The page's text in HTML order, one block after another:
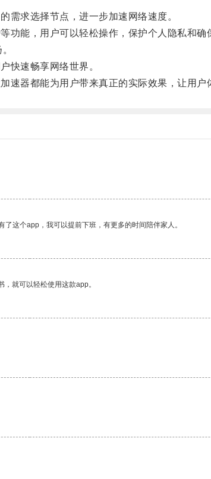
求选择节点，进一步加速网络速度。
能，用户可以轻松操作，保护个人隐私和确
速畅享网络世界。
器都能为用户带来真正的实际效果，让用户
这个app，我可以提前下班，有更多的时间陪伴家人。
就可以轻松使用这款app。